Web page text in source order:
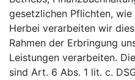
gesetzlichen Pflichten,
Herbei verarbeiten wir
Rahmen der Erbringung
Leistungen verarbeiten.
sind Art. 6 Abs. 1 lit. c.